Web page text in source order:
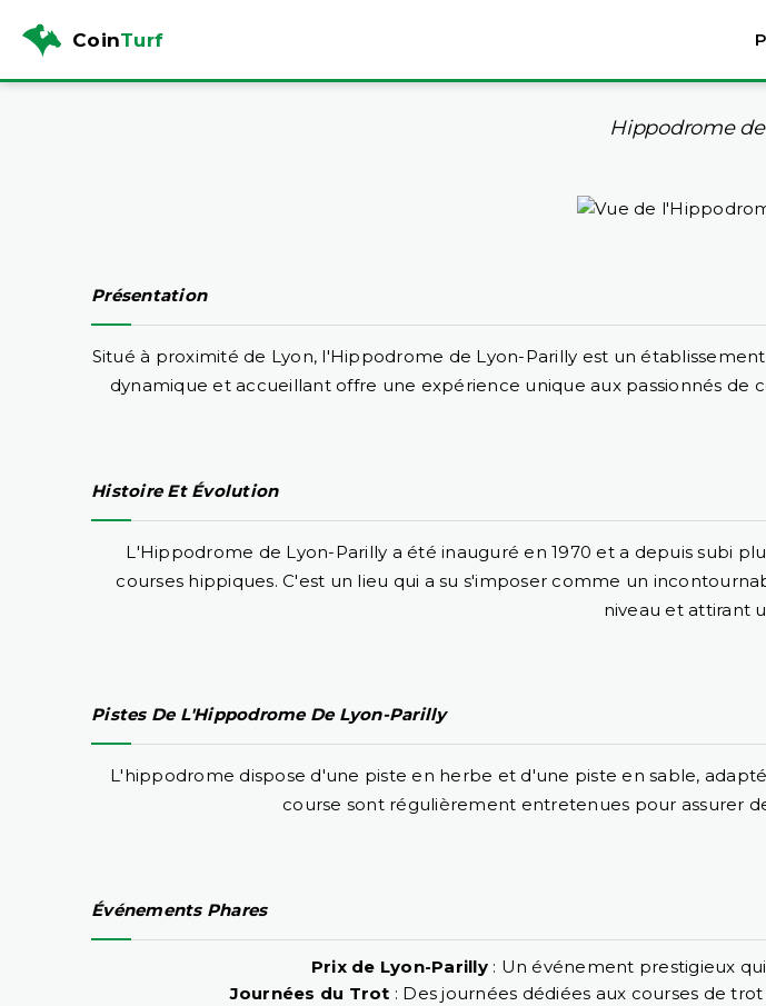
CoinTurf
Hippodrome
Présentation
Situé à proximité de Lyon, l'Hippodrome de Lyon-Parilly est un
dynamique et accueillant offre une expérience unique aux passionnés de
Histoire Et Évolution
L'Hippodrome de Lyon-Parilly a été inauguré en 1970 et a depuis subi
courses hippiques. C'est un lieu qui a su s'imposer comme un
niveau et attirant
Pistes De L'Hippodrome De Lyon-Parilly
L'hippodrome dispose d'une piste en herbe et d'une piste en sable,
course sont régulièrement entretenues pour assurer
Événements Phares
Prix de Lyon-Parilly: Un événement prestigieux
Journées du Trot : Des journées dédiées aux courses de